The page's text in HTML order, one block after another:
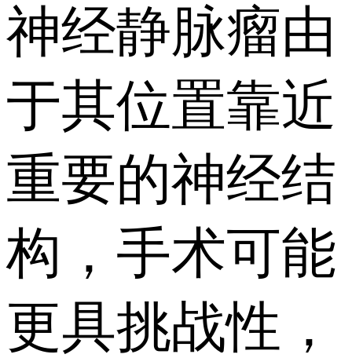
神经静脉瘤由
于其位置靠近
重要的神经结
构，手术可能
更具挑战性，